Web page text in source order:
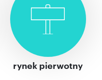
rynek pierwotny